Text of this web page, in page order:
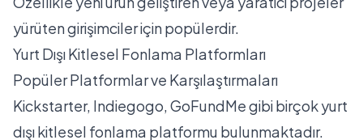
yürüten girişimciler için popülerdir.
Yurt Dışı Kitlesel Fonlama Platformları
Popüler Platformlar ve Karşılaştırmaları
Kickstarter, Indiegogo,GoFundMegibi birçok yurt
dışı kitlesel fonlama platformu bulunmaktadır.